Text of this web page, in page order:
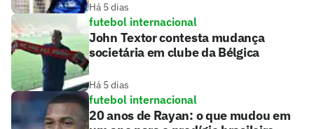
Há 5 dias
futebol internacional
John Textor contesta mudança
societária em clube da Bélgica
Há 5 dias
futebol internacional
20 anos de Rayan: o que mudou em